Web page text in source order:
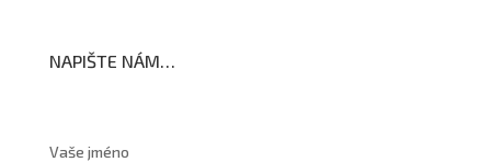
NAPIŠTE NÁM…
Vaše jméno